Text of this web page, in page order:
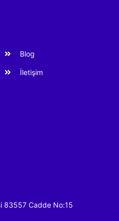
Blog
İletişim
83557 Cadde No:15